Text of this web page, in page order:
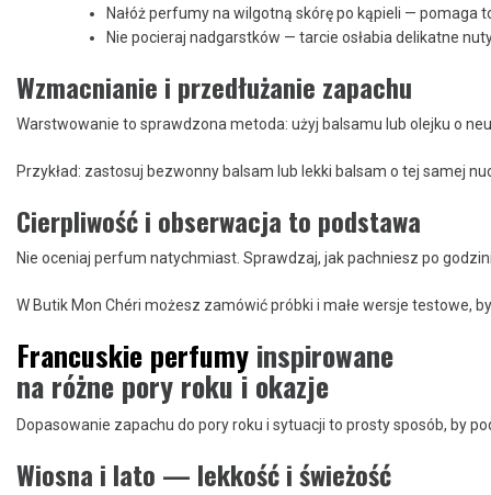
Nałóż perfumy na wilgotną skórę po kąpieli — pomaga
Nie pocieraj nadgarstków — tarcie osłabia delikatne
Wzmacnianie i przedłużanie zapachu
Warstwowanie to sprawdzona metoda: użyj balsamu lub olejku o
Przykład: zastosuj bezwonny balsam lub lekki balsam o tej samej
Cierpliwość i obserwacja to podstawa
Nie oceniaj perfum natychmiast. Sprawdzaj, jak pachniesz po
W Butik Mon Chéri możesz zamówić próbki i małe wersje testowe,
Francuskie perfumy inspirowane
na różne pory roku i okazje
Dopasowanie zapachu do pory roku i sytuacji to prosty sposób, by
Wiosna i lato — lekkość i świeżość